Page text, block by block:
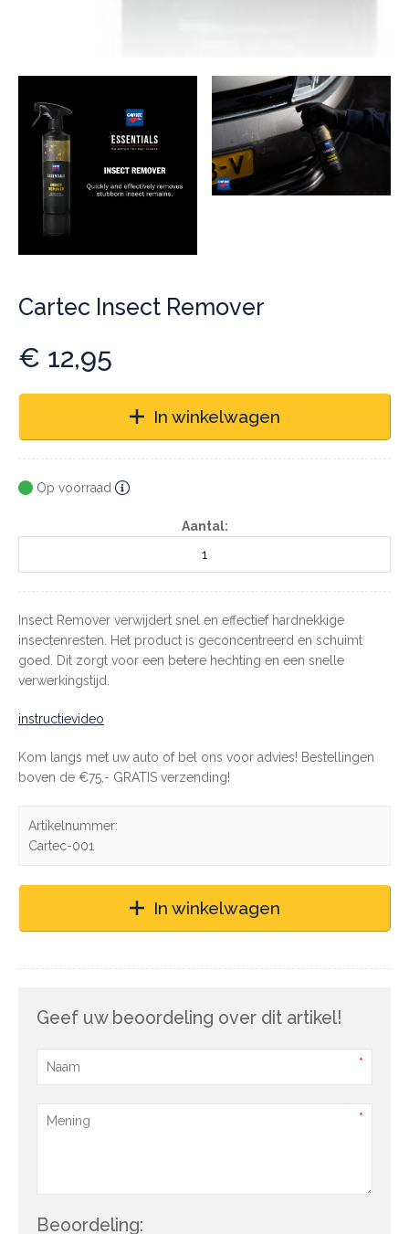
Cartec Insect Remover
€ 12,95
In winkelwagen
Op voorraad
Aantal:
Insect Remover verwijdert snel en effectief hardnekkige
insectenresten. Het product is geconcentreerd en schuimt
goed. Dit zorgt voor een betere hechting en een snelle
verwerkingstijd.
instructievideo
Kom langs met uw auto of bel ons voor advies! Bestellingen
boven de €75,- GRATIS verzending!
Artikelnummer:
Cartec-001
In winkelwagen
Geef uw beoordeling over dit artikel!
Beoordeling: